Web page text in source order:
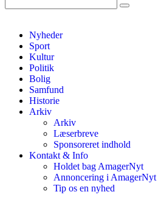
Nyheder
Sport
Kultur
Politik
Bolig
Samfund
Historie
Arkiv
Arkiv
Læserbreve
Sponsoreret indhold
Kontakt & Info
Holdet bag AmagerNyt
Annoncering i AmagerNyt
Tip os en nyhed